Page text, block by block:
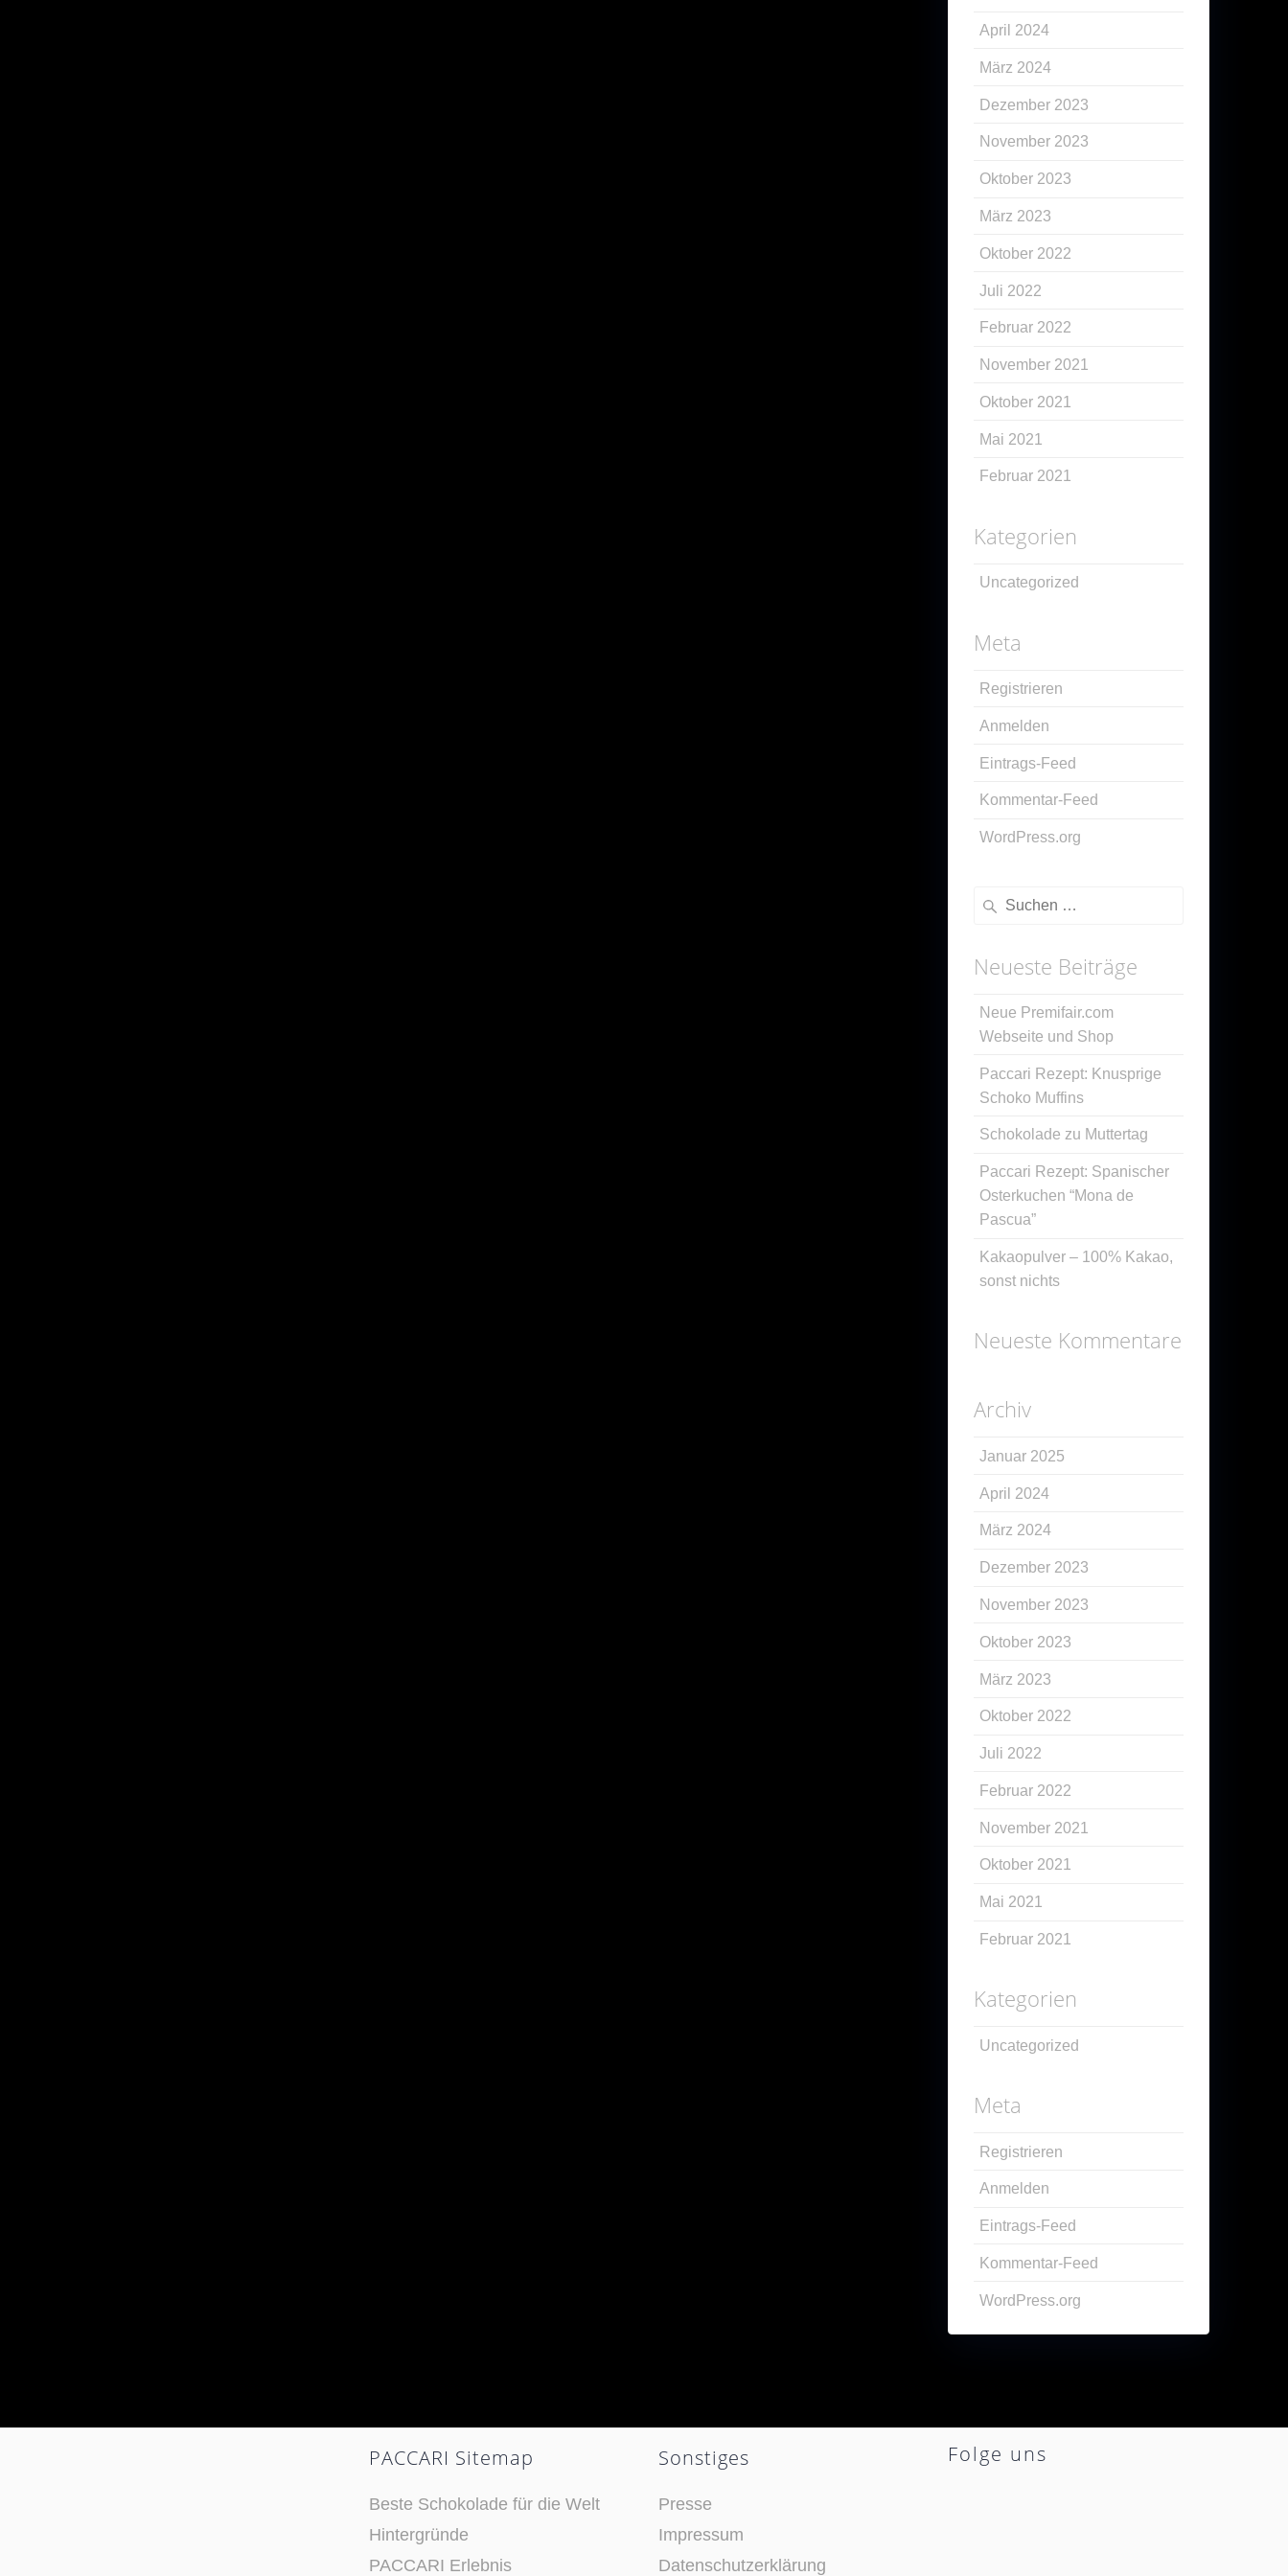
April 2024
März 2024
Dezember 2023
November 2023
Oktober 2023
März 2023
Oktober 2022
Juli 2022
Februar 2022
November 2021
Oktober 2021
Mai 2021
Februar 2021
Kategorien
Uncategorized
Meta
Registrieren
Anmelden
Eintrags-Feed
Kommentar-Feed
WordPress.org
Suche
Neueste Beiträge
Neue Premifair.com
Webseite und Shop
Paccari Rezept: Knusprige
Schoko Muffins
Schokolade zu Muttertag
Paccari Rezept: Spanischer
Osterkuchen “Mona de
Pascua”
Kakaopulver – 100% Kakao,
sonst nichts
Neueste Kommentare
Archiv
Januar 2025
April 2024
März 2024
Dezember 2023
November 2023
Oktober 2023
März 2023
Oktober 2022
Juli 2022
Februar 2022
November 2021
Oktober 2021
Mai 2021
Februar 2021
Kategorien
Uncategorized
Meta
Registrieren
Anmelden
Eintrags-Feed
Kommentar-Feed
WordPress.org
PACCARI Sitemap
Beste Schokolade für die Welt
Hintergründe
PACCARI Erlebnis
Sonstiges
Presse
Impressum
Datenschutzerklärung
Folge uns